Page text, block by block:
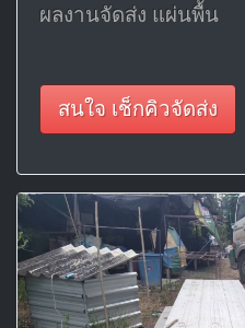
ผลงานจัดส่ง แผ่นพื้น
สนใจ เช็กคิวจัดส่ง